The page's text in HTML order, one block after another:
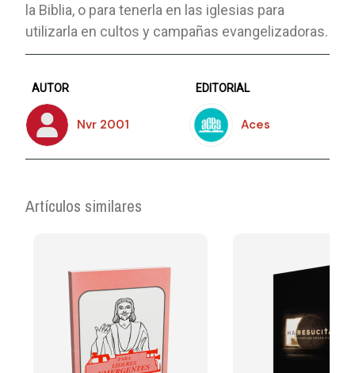
la Biblia, o para tenerla en las iglesias para
utilizarla en cultos y campañas evangelizadoras.
AUTOR
Nvr 2001
EDITORIAL
Aces
Artículos similares